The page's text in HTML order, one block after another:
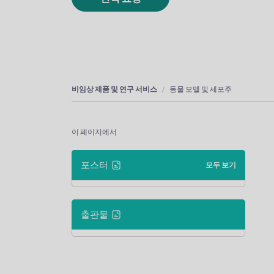
비임상 제품 및 연구 서비스 동물 모델 및 세포주
이 페이지에서
포스터 모두 보기
출판물